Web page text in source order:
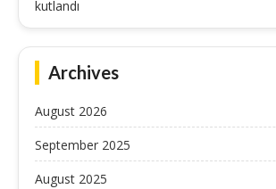
kutlandı
Archives
August 2026
September 2025
August 2025